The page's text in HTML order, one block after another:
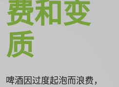
费和变
质
啤酒因过度起泡而浪费，